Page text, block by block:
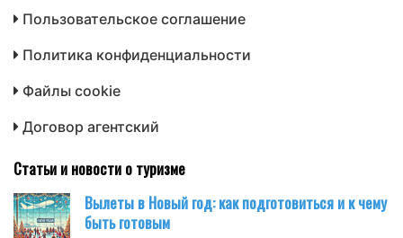
Пользовательское соглашение
Политика конфиденциальности
Файлы cookie
Договор агентский
Статьи и новости о туризме
Вылеты в Новый год: как подготовиться и к чему
быть готовым